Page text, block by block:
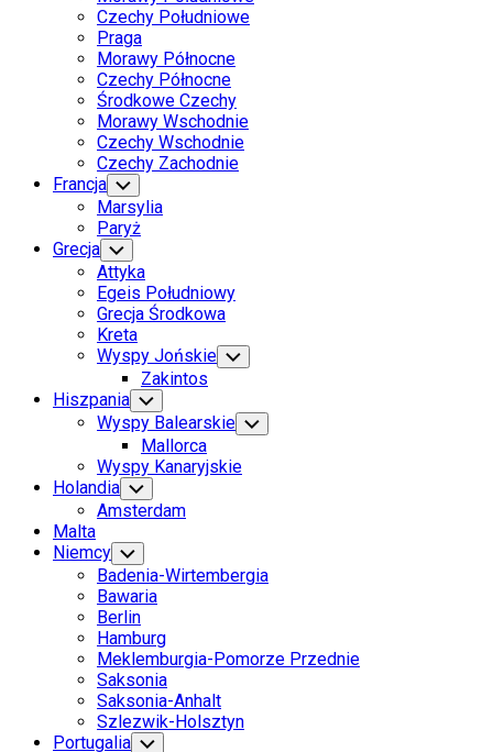
Menu
Czechy Południowe
Praga
Morawy Północne
Czechy Północne
Środkowe Czechy
Morawy Wschodnie
Czechy Wschodnie
Czechy Zachodnie
Francja Toggle
Child
Menu
Marsylia
Paryż
Grecja Toggle
Child
Menu
Attyka
Egeis Południowy
Grecja Środkowa
Kreta
Wyspy Jońskie Toggle
Child
Zakintos
Hiszpania Toggle
Child
Menu
Wyspy Balearskie Toggle
Child
Mallorca
Wyspy Kanaryjskie
Holandia Toggle
Child
Menu
Amsterdam
Malta
Niemcy Toggle
Child
Menu
Badenia-Wirtembergia
Bawaria
Berlin
Hamburg
Meklemburgia-Pomorze Przednie
Saksonia
Saksonia-Anhalt
Szlezwik-Holsztyn
Portugalia Toggle